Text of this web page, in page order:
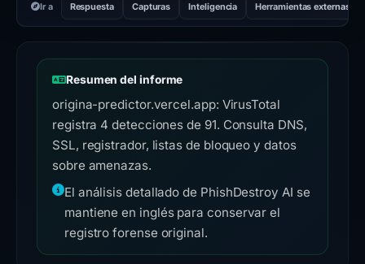
Ir a Respuesta Capturas Inteligencia Herramientas externas
Resumen del informe
origina-predictor.vercel.app: VirusTotal
registra 4 detecciones de 91. Consulta DNS,
SSL, registrador, listas de bloqueo y datos
sobre amenazas.
El análisis detallado de PhishDestroy AI se
mantiene en inglés para conservar el
registro forense original.